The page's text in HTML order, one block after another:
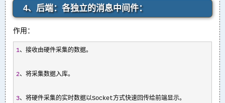
4、后端：各独立的消息中间件：
作用：
1、接收由硬件采集的数据。
2、将采集数据入库。
3、将硬件采集的实时数据以Socket方式快速回传给前端显示。